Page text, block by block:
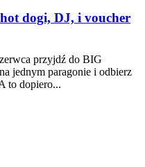
dogi, DJ, i voucher
przyjdź do BIG
jednym paragonie i odbierz
to dopiero...